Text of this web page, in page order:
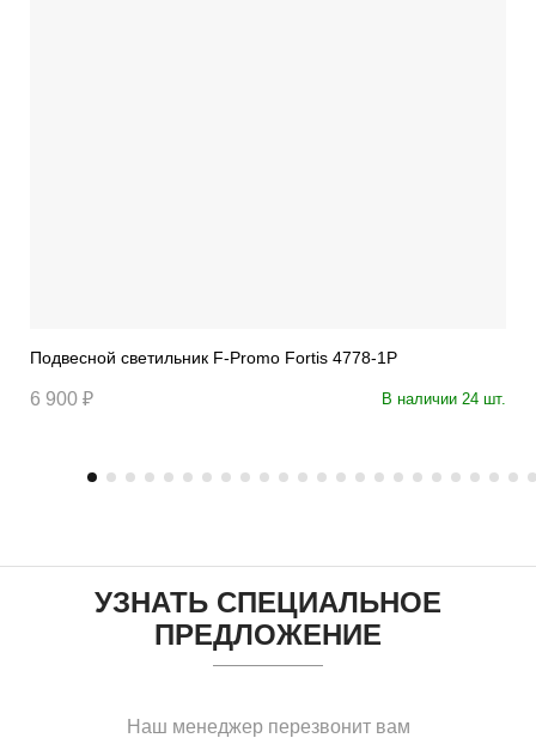
Подвесной светильник F-Promo Fortis 4778-1P
6 900 ₽ В наличии 24 шт.
УЗНАТЬ СПЕЦИАЛЬНОЕ
ПРЕДЛОЖЕНИЕ
Наш менеджер перезвонит вам